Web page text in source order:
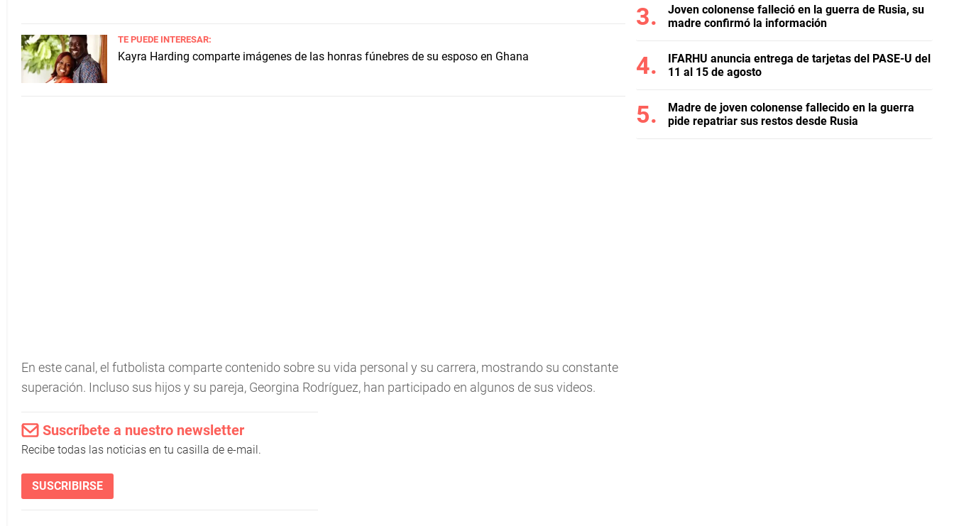
TE PUEDE INTERESAR:
Kayra Harding comparte imágenes de las honras fúnebres de su esposo en Ghana
En este canal, el futbolista comparte contenido sobre su vida personal y su carrera, mostrando su constante
superación. Incluso sus hijos y su pareja, Georgina Rodríguez, han participado en algunos de sus videos.
Suscríbete a nuestro newsletter
Recibe todas las noticias en tu casilla de e-mail.
SUSCRIBIRSE
Joven colonense falleció en la guerra de Rusia, su
madre confirmó la información
IFARHU anuncia entrega de tarjetas del PASE-U del
11 al 15 de agosto
Madre de joven colonense fallecido en la guerra
pide repatriar sus restos desde Rusia